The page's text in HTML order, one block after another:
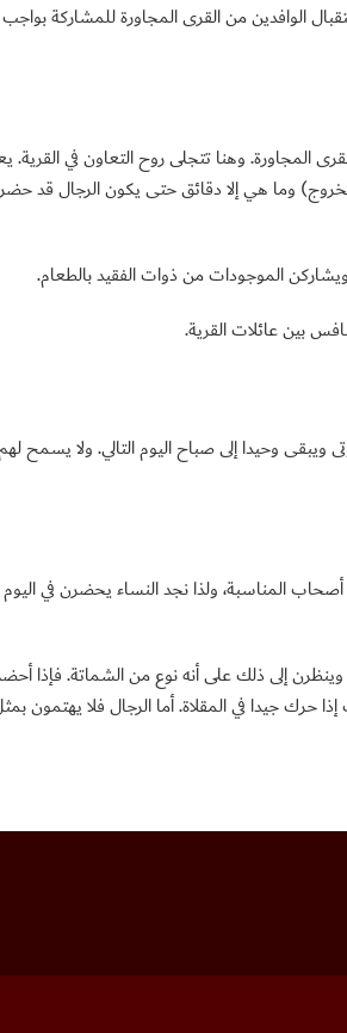
من القرى المجاورة للمشاركة بواجب
المجاورة. وهنا تتجلى روح التعاون في القرية.
وما هي إلا دقائق حتى يكون الرجال قد
الموجودات من ذوات الفقيد بالطعام.
بين عائلات القرية.
وحيدا إلى صباح اليوم التالي. ولا يسمح لهم
ولذا نجد النساء يحضرن في اليوم
إلى ذلك على أنه نوع من الشماتة. فإذا
حرك جيدا في المقلاة. أما الرجال فلا يهتمون